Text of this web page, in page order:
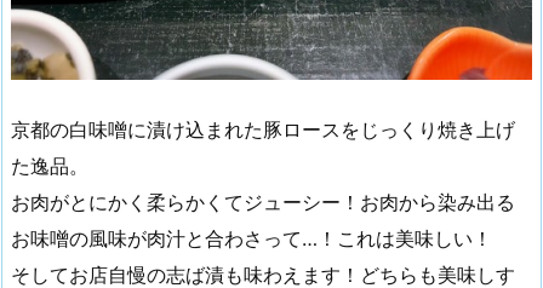
京都の白味噌に漬け込まれた豚ロースをじっくり焼き上げ
た逸品。
お肉がとにかく柔らかくてジューシー！お肉から染み出る
お味噌の風味が肉汁と合わさって…！これは美味しい！
そしてお店自慢の志ば漬も味わえます！どちらも美味しす